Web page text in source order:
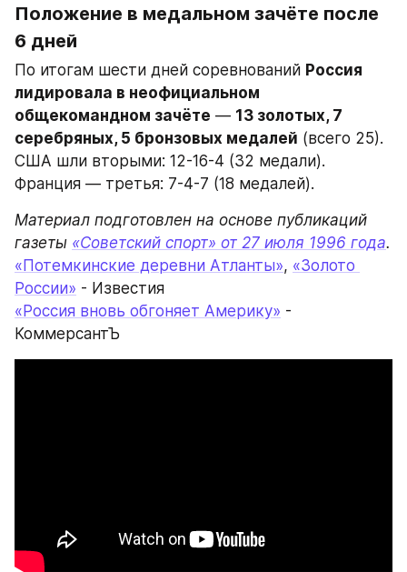
Положение в медальном зачёте после
6 дней
По итогам шести дней соревнований Россия
лидировала в неофициальном
общекомандном зачёте — 13 золотых, 7
серебряных, 5 бронзовых медалей (всего 25).
США шли вторыми: 12-16-4 (32 медали).
Франция — третья: 7-4-7 (18 медалей).
Материал подготовлен на основе публикаций
газеты «Советский спорт» от 27 июля 1996 года
«Потемкинские деревни Атланты», «Золото
России» - Известия
«Россия вновь обгоняет Америку» -
КоммерсантЪ